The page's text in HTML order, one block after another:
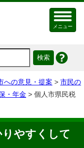
メニュー
への意見・提案 > 市民の
・年金 > 個人市県民税
やすくして